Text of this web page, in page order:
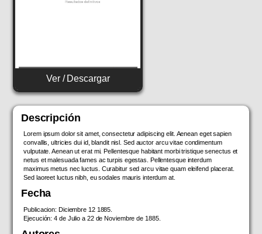
Ver / Descargar
Descripción
Lorem ipsum dolor sit amet, consectetur adipiscing elit. Aenean eget sapien
convallis, ultricies dui id, blandit nisl. Sed auctor arcu vitae condimentum
vulputate. Aenean ut erat mi. Pellentesque habitant morbi tristique senectus et
netus et malesuada fames ac turpis egestas. Pellentesque interdum
maximus metus nec luctus. Curabitur sed arcu vitae quam eleifend placerat.
Sed laoreet luctus nibh, eu sodales mauris interdum at.
Fecha
Publicacion: Diciembre 12 1885.
Ejecución: 4 de Julio a 22 de Noviembre de 1885.